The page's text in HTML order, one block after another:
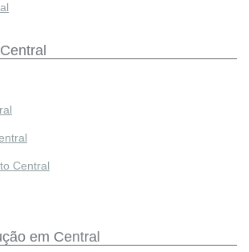
Central
em Central